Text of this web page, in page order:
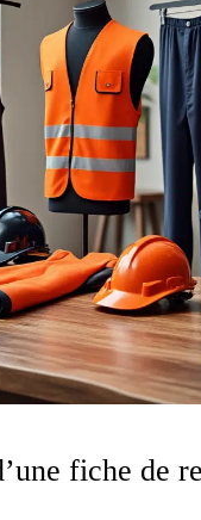
fiche de